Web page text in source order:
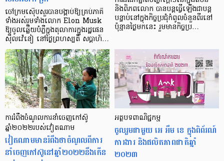
ចៅក្រមស៊ើបសួរបានបង្គាប់ឱ្យគ្រប់ភាគី
ទាំងអស់រួមទាំងលោក Elon Musk
ឱ្យចូលឆ្លើយបំភ្លឺក្នុងតុលាការក្នុងរដ្ឋផេន
ស៊ីលវ៉េនៀ នៅថ្ងៃព្រហស្បតិ៍ សប្តាហ៍…
និងពិភពលោក បានបន្ដធ្វើឡើងជាបន្ដ
បន្ទាប់នៅក្នុងកិច្ចប្រជុំកំពូលចំនួនពីរនៅ
ប៉ុន្មានថ្ងៃមកនេះ រួមមានកិច្ចប្រ…
ការរំពឹងចំណូលការនាំចេញកៅស៊ូ
ឆ្នាំ២០២២របស់វៀតណាម
វៀតណាមមានរំពឹងថាចំណូលពីការ
នាំចេញកៅស៊ូនៅឆ្នាំ២០២២នឹងកើន
អត្ថបទពាណិជ្ជកម្ម
ចូលរួមជាមួយ អេ អឹម ខេ ក្នុងពិព័រណ៍
ការងារ និងផលិតភាពជាតិឆ្នាំ
២០២៣